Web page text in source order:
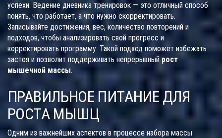
успехи. Ведение дневника тренировок — это отличный способ
понять, что работает, а что нужно скорректировать.
Записывайте достижения, вес, количество повторений и
подходов, чтобы анализировать свой прогресс и
корректировать программу. Такой подход поможет избежать
застоя и позволит поддерживать непрерывныйрост
мышечной массы.
ПРАВИЛЬНОЕ ПИТАНИЕ ДЛЯ
РОСТА МЫШЦ
Одним из важнейших аспектов в процессе набора массы